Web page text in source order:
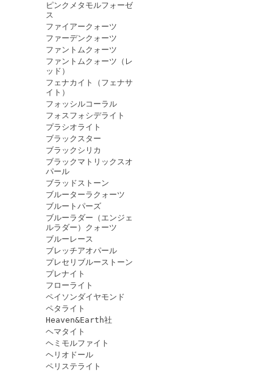
ピンクメタモルフォーゼ
ス
ファイアークォーツ
ファーデンクォーツ
ファントムクォーツ
ファントムクォーツ（レ
ッド）
フェナカイト（フェナサ
イト）
フォッシルコーラル
フォスフォシデライト
プラシオライト
ブラックスター
ブラックシリカ
ブラックマトリックスオ
パール
ブラッドストーン
ブルーターラクォーツ
ブルートパーズ
ブルーラダー（エンジェ
ルラダー）クォーツ
ブルーレース
ブレッチアオパール
プレセリブルーストーン
プレナイト
フローライト
ペイソンダイヤモンド
ペタライト
Heaven&Earth社
ヘマタイト
ヘミモルファイト
ヘリオドール
ペリステライト